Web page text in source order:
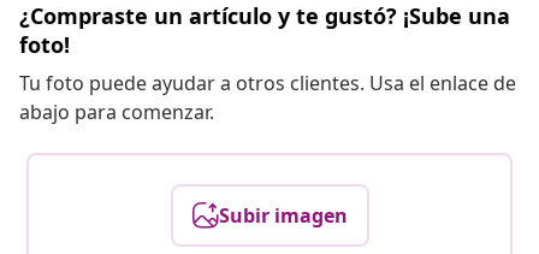
¿Compraste un artículo y te gustó? ¡Sube una
foto!
Tu foto puede ayudar a otros clientes. Usa el enlace de
abajo para comenzar.
Subir imagen